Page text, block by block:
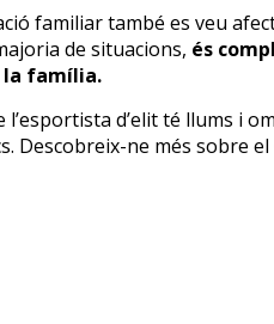
familiar també es veu
de situacions, és
la família.
l’esportista d’elit té llums i
Descobreix-ne més sobre el